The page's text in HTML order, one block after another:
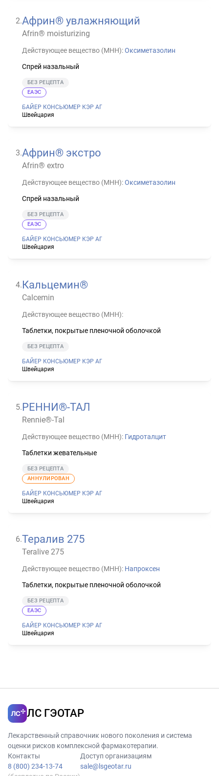
2.Африн® увлажняющий
Afrin® moisturizing
Действующее вещество (МНН):Оксиметазолин
Спрей назальный
БЕЗ РЕЦЕПТА
БАЙЕР КОНСЬЮМЕР КЭР АГ
Швейцария
ЕАЭС
3.Африн® экстро
Afrin® extro
Действующее вещество (МНН):Оксиметазолин
Спрей назальный
БЕЗ РЕЦЕПТА
БАЙЕР КОНСЬЮМЕР КЭР АГ
Швейцария
ЕАЭС
4.Кальцемин®
Calcemin
Действующее вещество (МНН):
Таблетки, покрытые пленочной оболочкой
БЕЗ РЕЦЕПТА
БАЙЕР КОНСЬЮМЕР КЭР АГ
Швейцария
5.РЕННИ®-ТАЛ
Rennie®-Tal
Действующее вещество (МНН): Гидроталцит
Таблетки жевательные
БЕЗ РЕЦЕПТА
БАЙЕР КОНСЬЮМЕР КЭР АГ
Швейцария
АННУЛИРОВАН
6.Тералив 275
Teralive 275
Действующее вещество (МНН): Напроксен
Таблетки, покрытые пленочной оболочкой
БЕЗ РЕЦЕПТА
БАЙЕР КОНСЬЮМЕР КЭР АГ
Швейцария
ЕАЭС
ЛС ГЭОТАР
Лекарственный справочник нового поколения и система
оценки рисков комплексной фармакотерапии.
Контакты
8 (800) 234-13-74
Доступ организациям
sale@lsgeotar.ru